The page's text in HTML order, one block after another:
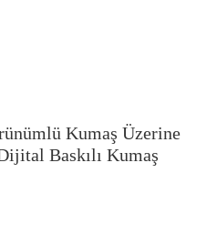
Kumaş Üzerine
Baskılı Kumaş